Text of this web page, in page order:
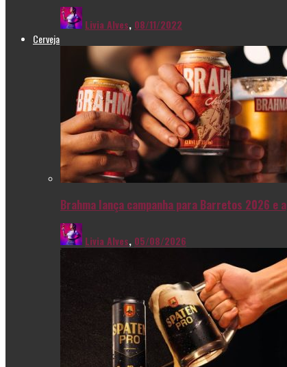
Livia Alves, 08/11/2022
Cerveja
Brahma lança campanha para Barretos 2026 e
Livia Alves, 05/08/2026